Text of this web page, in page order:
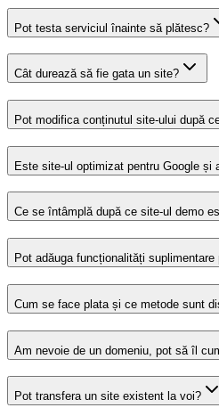
Pot testa serviciul înainte să plătesc?
Cât durează să fie gata un site?
Pot modifica conținutul site-ului după
Este site-ul optimizat pentru Google și
Ce se întâmplă după ce site-ul demo
Pot adăuga funcționalități suplimentare
Cum se face plata și ce metode sunt
Am nevoie de un domeniu, pot să îl
Pot transfera un site existent la voi?